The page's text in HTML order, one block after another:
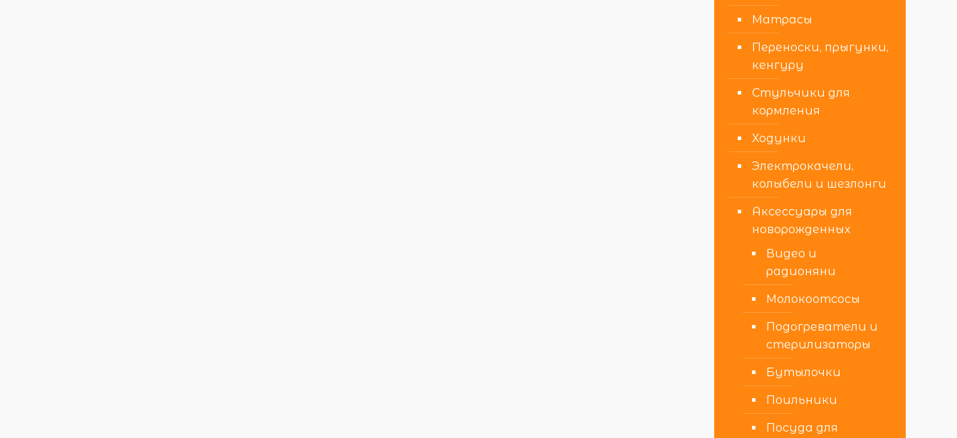
Матрасы
Переноски, прыгунки,
кенгуру
Стульчики для
кормления
Ходунки
Электрокачели,
колыбели и шезлонги
Аксессуары для
новорожденных
Видео и
радионяни
Молокоотсосы
Подогреватели и
стерилизаторы
Бутылочки
Поильники
Посуда для